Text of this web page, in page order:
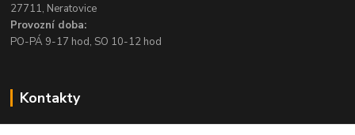
27711, Neratovice
Provozní doba:
PO-PÁ 9-17 hod, SO 10-12 hod
Kontakty